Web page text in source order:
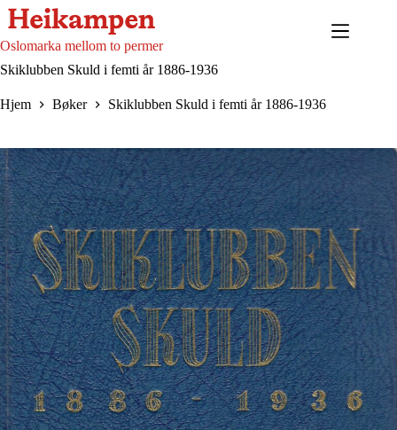
Hopp
til
innholdet
Oslomarka mellom to permer
Skiklubben Skuld i femti år 1886-1936
Hjem Bøker Skiklubben Skuld i femti år 1886-1936